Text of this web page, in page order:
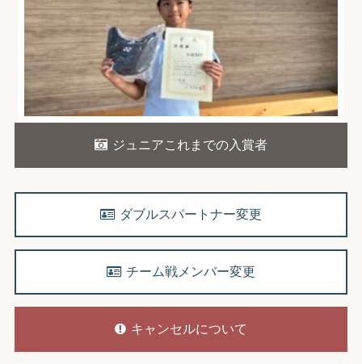
ジュニアこれまでの入賞者
ダブルスパートナー変更
チーム戦メンバー変更
キャンセルについて